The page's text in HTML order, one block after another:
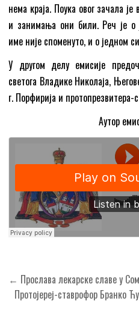
нема краја. Поука овог зачала
и занимања они били. Реч је о
име није споменуто, и о једном
У другом делу емисије
светога Владике Николаја,
г. Порфирија и
Аутор
Кретање
чланка
← Прослава лекарске славе у
Протојереј-ставрофор Бранко